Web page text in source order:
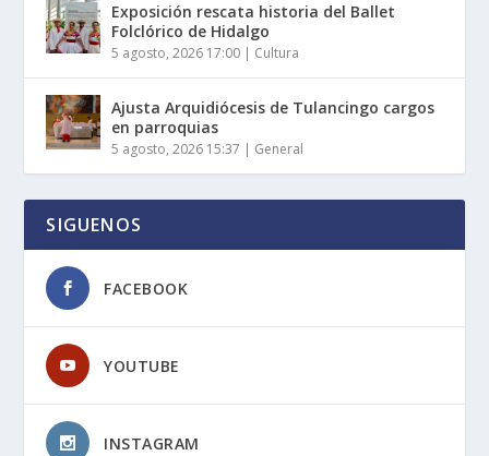
Exposición rescata historia del Ballet
Folclórico de Hidalgo
5 agosto, 2026 17:00 | Cultura
Ajusta Arquidiócesis de Tulancingo cargos
en parroquias
5 agosto, 2026 15:37 | General
SIGUENOS
FACEBOOK
YOUTUBE
INSTAGRAM